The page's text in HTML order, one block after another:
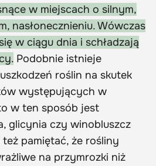
w miejscach o silnym,
nasłonecznieniu. Wówczas
w ciągu dnia i schładzają
Podobnie istnieje
roślin na skutek
występujących w
w ten sposób jest
glicynia czy winobluszcz
pamiętać, że rośliny
na przymrozki niż